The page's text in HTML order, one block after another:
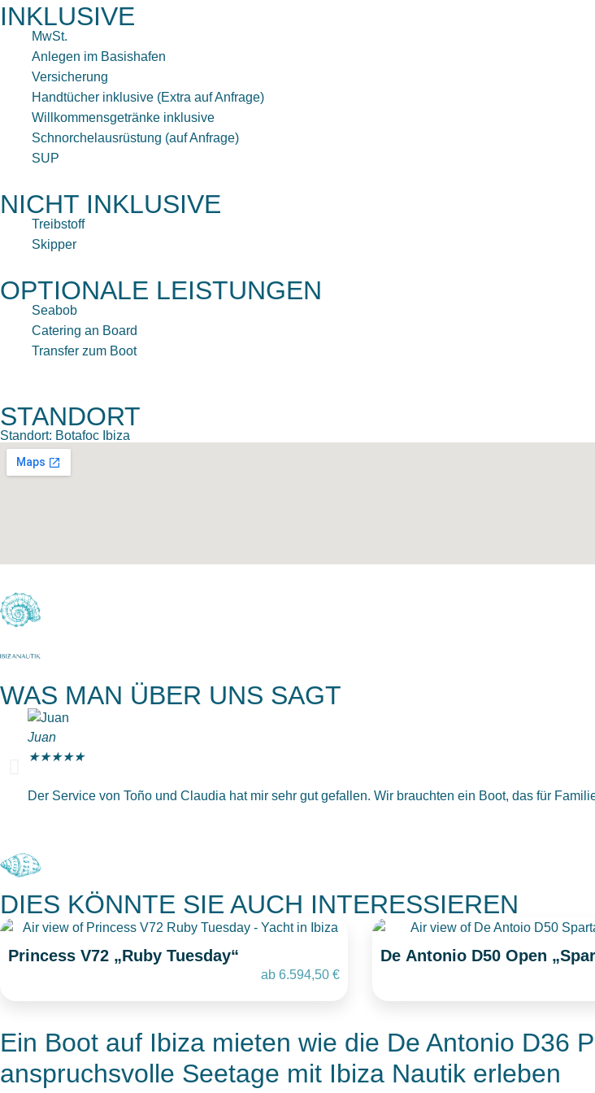
INKLUSIVE
MwSt.
Anlegen im Basishafen
Versicherung
Handtücher inklusive (Extra auf Anfrage)
Willkommensgetränke inklusive
Schnorchelausrüstung (auf Anfrage)
SUP
NICHT INKLUSIVE
Treibstoff
Skipper
OPTIONALE LEISTUNGEN
Seabob
Catering an Board
Transfer zum Boot
STANDORT
Standort: Botafoc Ibiza
WAS MAN ÜBER UNS SAGT
Juan
★★★★★
Der Service von Toño und Claudia hat mir sehr gut gefallen. Wir brauchten ein Boot, das für
DIES KÖNNTE SIE AUCH INTERESSIEREN
Princess V72 „Ruby Tuesday“
ab 6.594,50 €
De Antonio D50 Open
Ein Boot auf Ibiza mieten wie die De Antonio D36
anspruchsvolle Seetage mit Ibiza Nautik erleben